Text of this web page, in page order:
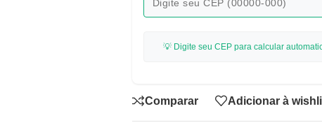
💡 Digite seu CEP para calcular
Comparar Adicionar à